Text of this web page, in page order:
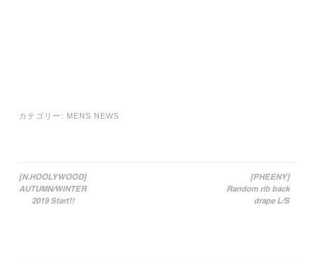
カテゴリー: MENS NEWS
投稿ナビゲーション
[N.HOOLYWOOD]
AUTUMN/WINTER
2019 Start!!
[PHEENY]
Random rib back
drape L/S